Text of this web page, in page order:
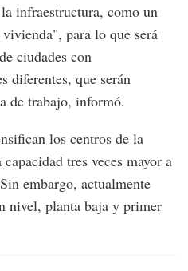
infraestructura, como un
para lo que será
ciudades con
diferentes, que serán
de trabajo, informó.
los centros de la
tres veces mayor a
embargo, actualmente
nivel, planta baja y primer